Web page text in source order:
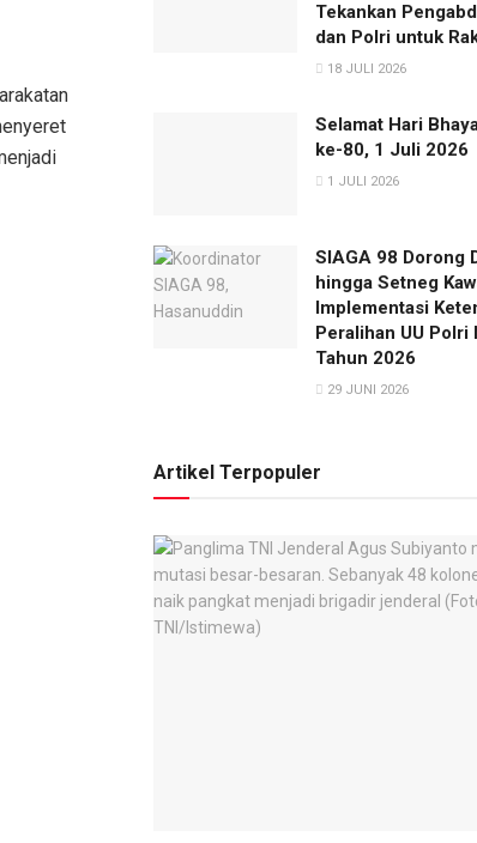
Tekankan
dan Polri untuk
18 JULI 2026
Selamat Hari
ke-80, 1 Juli 2026
1 JULI 2026
SIAGA 98 Dorong
hingga Setneg
Implementasi
Peralihan UU Polri
Tahun 2026
29 JUNI 2026
Artikel Terpopuler